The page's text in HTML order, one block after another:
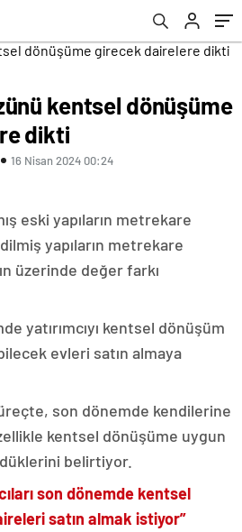
kentsel dönüşüme
dikti
16 Nisan 2024 00:24
eski yapıların metrekare
yapıların metrekare
üzerinde değer farkı
yatırımcıyı kentsel dönüşüm
evleri satın almaya
son dönemde kendilerine
kentsel dönüşüme uygun
belirtiyor.
son dönemde kentsel
satın almak istiyor”